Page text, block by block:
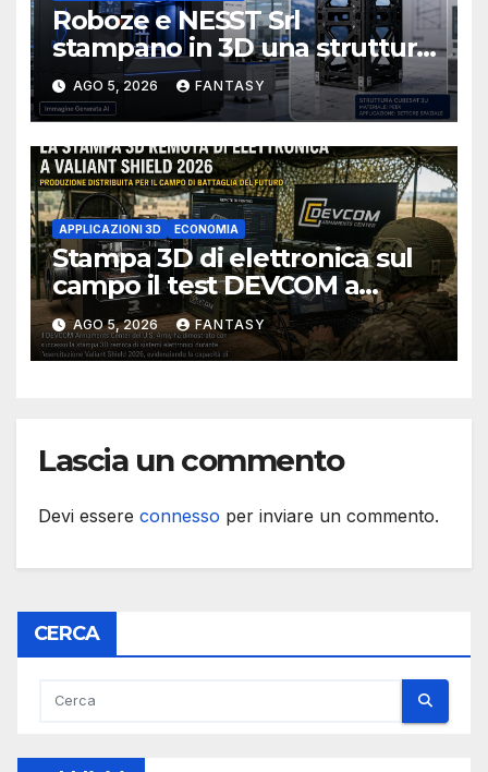
Roboze e NESST Srl
stampano in 3D una struttura
CubeSat 3U in Carbon PEEK
AGO 5, 2026 FANTASY
APPLICAZIONI 3D ECONOMIA
Stampa 3D di elettronica sul
campo il test DEVCOM a
Valiant Shield 2026
AGO 5, 2026 FANTASY
Lascia un commento
Devi essere connesso per inviare un commento.
CERCA